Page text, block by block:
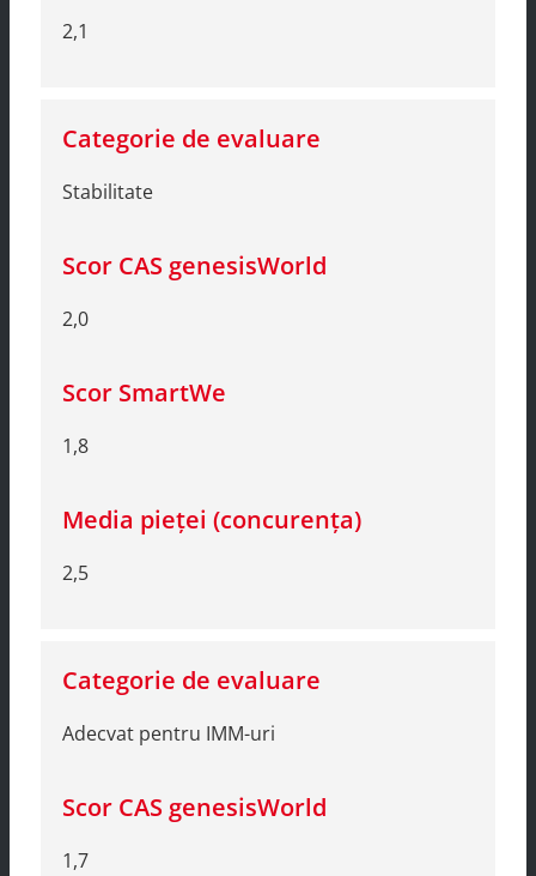
2,1
Stabilitate
2,0
1,8
2,5
Adecvat pentru IMM-uri
1,7